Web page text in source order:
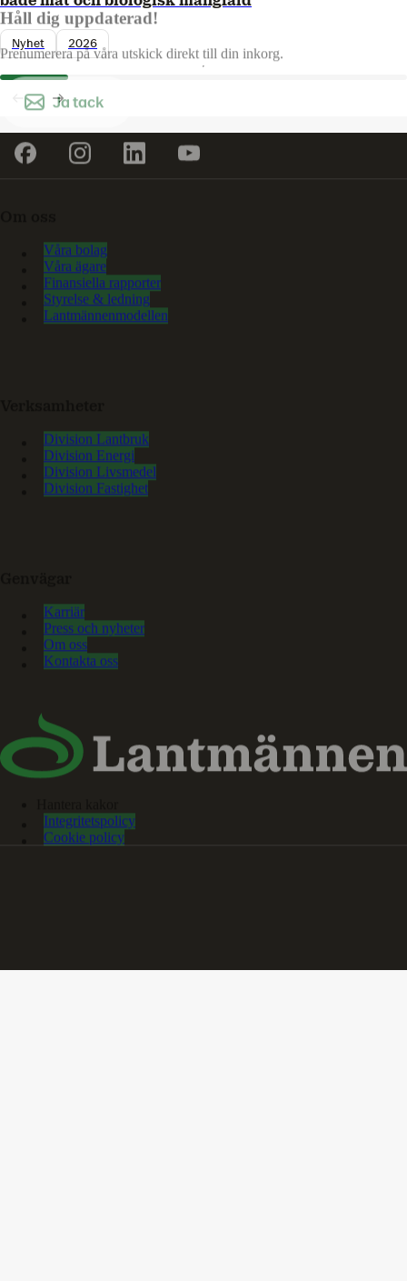
Nyhet 2026
Håll dig uppdaterad!
Prenumerera på våra utskick direkt till din inkorg.
Ja tack
Våra bolag
Våra ägare
Finansiella rapporter
Styrelse & ledning
Lantmännenmodellen
Division Lantbruk
Division Energi
Division Livsmedel
Division Fastighet
Karriär
Press och nyheter
Om oss
Kontakta oss
Integritetspolicy
Cookie policy